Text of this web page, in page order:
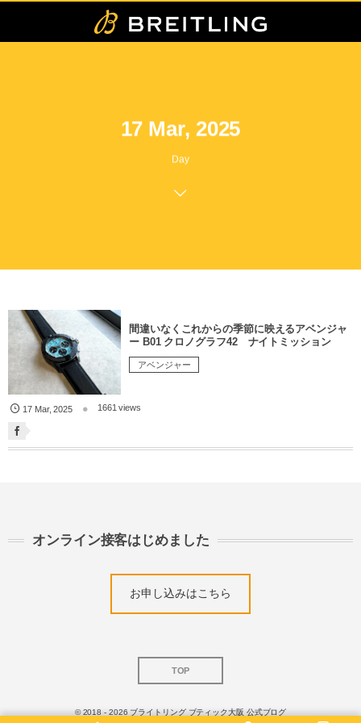
17 Mar, 2025
Day
間違いなくこれからの季節に映えるアベンジャ
ー B01 クロノグラフ42 ナイトミッション
アベンジャー
17 Mar,2025 1661 views
オンライン接客はじめました
お申し込みはこちら
TOP
© 2018 - 2026 ブライトリング ブティック大阪 公式ブログ